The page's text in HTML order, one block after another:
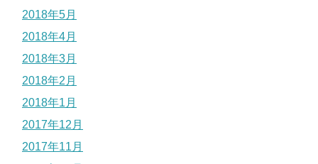
2018年5月
2018年4月
2018年3月
2018年2月
2018年1月
2017年12月
2017年11月